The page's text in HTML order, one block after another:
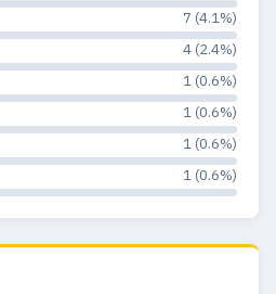
7 (4.1%)
4 (2.4%)
1 (0.6%)
1 (0.6%)
1 (0.6%)
1 (0.6%)